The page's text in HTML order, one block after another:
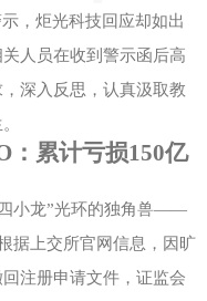
，炬光科技回应却如出
人员在收到警示函后高
深入反思，认真汲取教
：累计亏损150亿
小龙”光环的独角兽——
据上交所官网信息，因旷
注册申请文件，证监会